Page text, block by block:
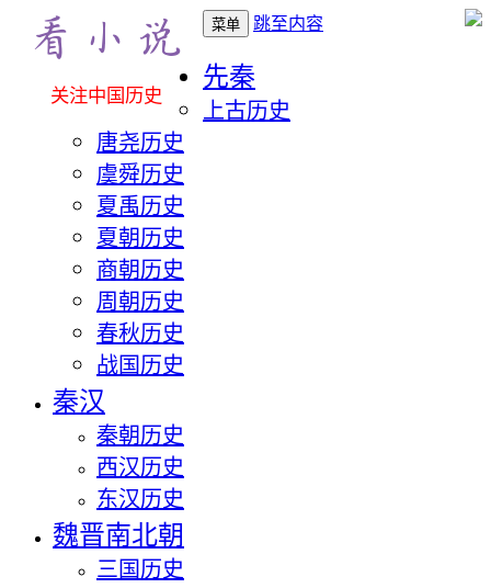
关注中国历史
菜单 跳至内容
先秦
上古历史
唐尧历史
虞舜历史
夏禹历史
夏朝历史
商朝历史
周朝历史
春秋历史
战国历史
秦汉
秦朝历史
西汉历史
东汉历史
魏晋南北朝
三国历史